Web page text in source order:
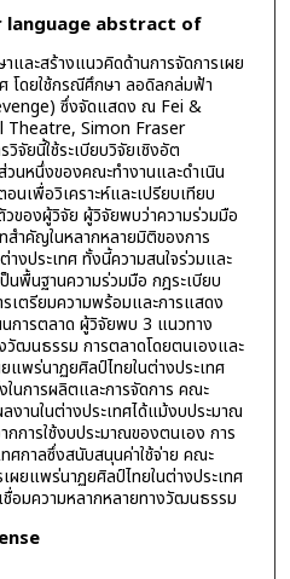
abstract of
และสร้างแนวคิดด้านการจัดการเผย
โดยใช้กรณีศึกษา ลอดิลกล่มฟ้า
ซึ่งจัดแสดง ณ Fei &
Simon Fraser
จัยนี้ใช้ระเบียบวิจัยเชิงอัต
นหนึ่งของคณะทำงานและดำเนิน
นเพื่อวิเคราะห์และเปรียบเทียบ
ของผู้วิจัย ผู้วิจัยพบว่าความร่วมมือ
สำคัญในหลากหลายมิติของการ
งประเทศ ทั้งนี้ความสนใจร่วมและ
นพื้นฐานความร่วมมือ กฎระเบียบ
เตรียมความพร้อมและการแสดง
การตลาด ผู้วิจัยพบ 3 แนวทาง
วัฒนธรรม การตลาดโดยตนเองและ
แพร่นาฏยศิลป์ไทยในต่างประเทศ
นการผลิตและการจัดการ คณะ
านในต่างประเทศได้แม้งบประมาณ
การใช้งบประมาณของตนเอง การ
ศกาลซึ่งสนับสนุนค่าใช้จ่าย คณะ
ผยแพร่นาฏยศิลป์ไทยในต่างประเทศ
ชื่อมความหลากหลายทางวัฒนธรรม